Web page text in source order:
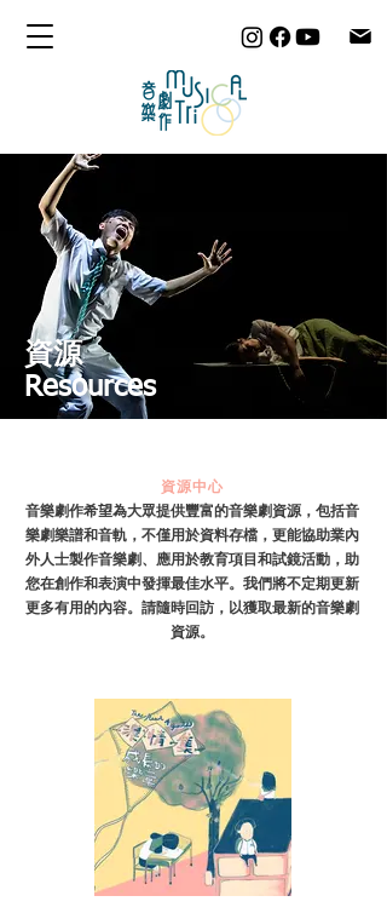
資源
Resources
資源中心
音樂劇作希望為大眾提供豐富的音樂劇資源，包括音
樂劇樂譜和音軌，不僅用於資料存檔，更能協助業內
外人士製作音樂劇、應用於教育項目和試鏡活動，助
您在創作和表演中發揮最佳水平。我們將不定期更新
更多有用的內容。請隨時回訪，以獲取最新的音樂劇
資源。